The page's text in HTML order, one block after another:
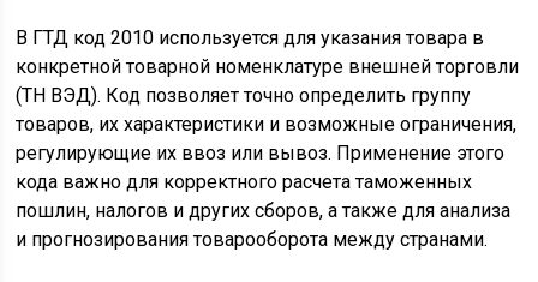
В ГТД код 2010 используется для указания товара в
конкретной товарной номенклатуре внешней торговли
(ТН ВЭД). Код позволяет точно определить группу
товаров, их характеристики и возможные ограничения,
регулирующие их ввоз или вывоз. Применение этого
кода важно для корректного расчета таможенных
пошлин, налогов и других сборов, а также для анализа
и прогнозирования товарооборота между странами.